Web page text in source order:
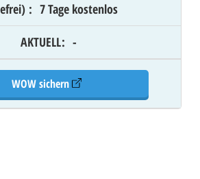
: 7 Tage kostenlos
AKTUELL: -
WOW sichern